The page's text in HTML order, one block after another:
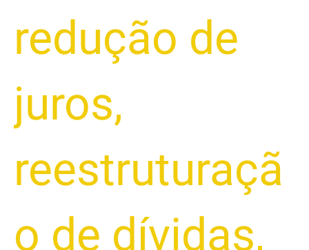
redução de
juros,
reestruturaçã
o de dívidas,